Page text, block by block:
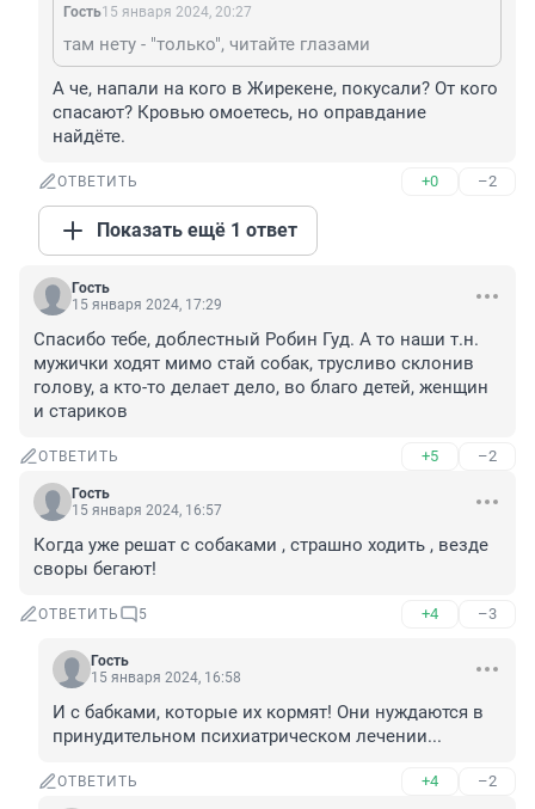
Гость15 января 2024, 20:27
там нету - "только", читайте глазами
А че, напали на кого в Жирекене, покусали? От кого
спасают? Кровью омоетесь, но оправдание
найдёте.
ОТВЕТИТЬ +0 –2
Показать ещё 1 ответ
Гость
15 января 2024, 17:29
Спасибо тебе, доблестный Робин Гуд. А то наши т.н.
мужички ходят мимо стай собак, трусливо склонив
голову, а кто-то делает дело, во благо детей, женщин
и стариков
ОТВЕТИТЬ +5 –2
Гость
15 января 2024, 16:57
Когда уже решат с собаками , страшно ходить , везде
своры бегают!
ОТВЕТИТЬ 5 +4 –3
Гость
15 января 2024, 16:58
И с бабками, которые их кормят! Они нуждаются в
принудительном психиатрическом лечении...
ОТВЕТИТЬ +4 –2